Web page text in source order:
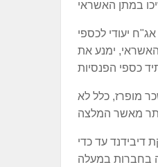
יעודי לכספי
ימנע את
מופרז, כלל לא
דיבידנד עד כדי
בחברות במעלה